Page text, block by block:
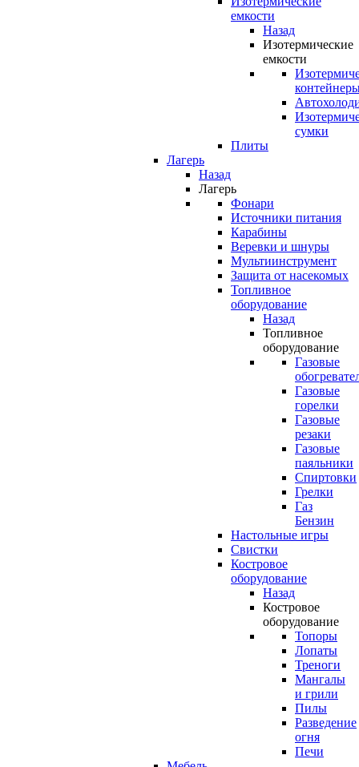
емкости
Назад
Изотермические
емкости
сумки
Плиты
Лагерь
Назад
Лагерь
Фонари
Источники питания
Карабины
Веревки и шнуры
Мультиинструмент
Защита от насекомых
Топливное
оборудование
Назад
Топливное
оборудование
Газовые
Газовые
горелки
Газовые
резаки
Газовые
паяльники
Спиртовки
Грелки
Газ
Бензин
Настольные игры
Свистки
Костровое
оборудование
Назад
Костровое
оборудование
Топоры
Лопаты
Треноги
Мангалы
и грили
Пилы
Разведение
огня
Печи